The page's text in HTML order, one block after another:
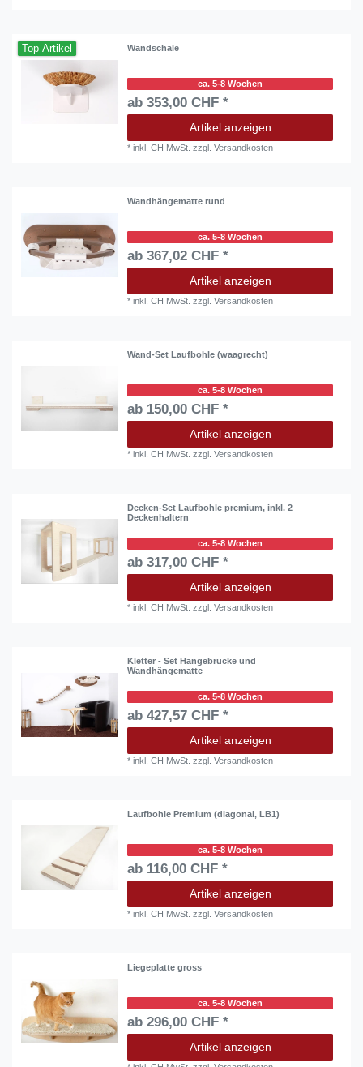
Top-Artikel Wandschale
ca. 5-8 Wochen
ab 353,00 CHF *
Artikel anzeigen
*inkl. CH MwSt. zzgl.Versandkosten
Wandhängematte rund
ca. 5-8 Wochen
ab 367,02 CHF *
Artikel anzeigen
*inkl. CH MwSt. zzgl.Versandkosten
Wand-Set Laufbohle (waagrecht)
ca. 5-8 Wochen
ab 150,00 CHF *
Artikel anzeigen
*inkl. CH MwSt. zzgl.Versandkosten
Decken-Set Laufbohle premium, inkl. 2
Deckenhaltern
ca. 5-8 Wochen
ab 317,00 CHF *
Artikel anzeigen
*inkl. CH MwSt. zzgl.Versandkosten
Kletter - Set Hängebrücke und
Wandhängematte
ca. 5-8 Wochen
ab 427,57 CHF *
Artikel anzeigen
*inkl. CH MwSt. zzgl.Versandkosten
Laufbohle Premium (diagonal, LB1)
ca. 5-8 Wochen
ab 116,00 CHF *
Artikel anzeigen
*inkl. CH MwSt. zzgl.Versandkosten
Liegeplatte gross
ca. 5-8 Wochen
ab 296,00 CHF *
Artikel anzeigen